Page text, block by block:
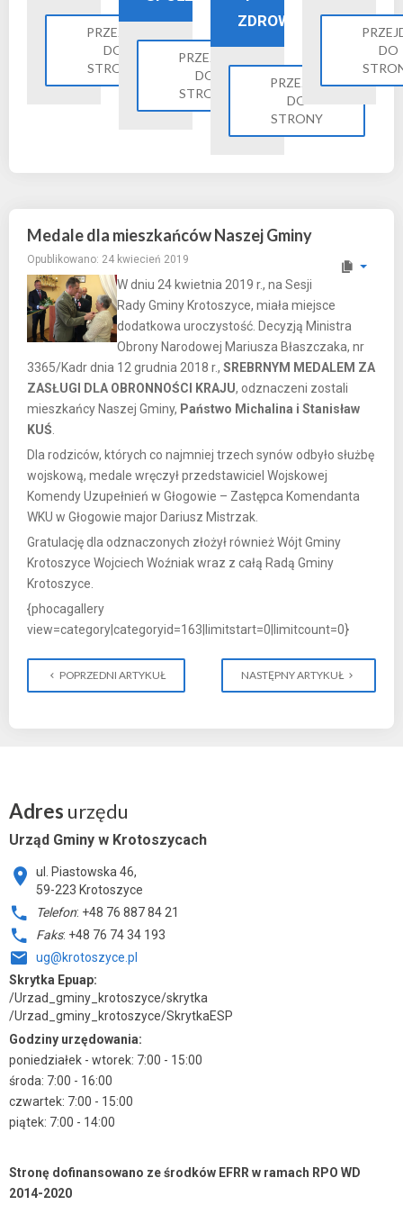
PRZEJDŹ
DO
STRONY
PRZEJDŹ
DO
STRONY
ZDROWIE
PRZEJDŹ
DO
STRONY
DO
Medale dla mieszkańców Naszej Gminy
Opublikowano: 24 kwiecień 2019
W dniu 24 kwietnia 2019 r., na Sesji
Rady Gminy Krotoszyce, miała miejsce
dodatkowa uroczystość. Decyzją Ministra
Obrony Narodowej Mariusza Błaszczaka, nr
3365/Kadr dnia 12 grudnia 2018 r., SREBRNYM MEDALEM ZA
ZASŁUGI DLA OBRONNOŚCI KRAJU, odznaczeni zostali
mieszkańcy Naszej Gminy, Państwo Michalina i Stanisław
KUŚ.
Dla rodziców, których co najmniej trzech synów odbyło służbę
wojskową, medale wręczył przedstawiciel Wojskowej
Komendy Uzupełnień w Głogowie – Zastępca Komendanta
WKU w Głogowie major Dariusz Mistrzak.
Gratulację dla odznaczonych złożył również Wójt Gminy
Krotoszyce Wojciech Woźniak wraz z całą Radą Gminy
Krotoszyce.
{phocagallery
view=category|categoryid=163|limitstart=0|limitcount=0}
POPRZEDNI ARTYKUŁ NASTĘPNY ARTYKUŁ
Adres urzędu
Urząd Gminy w Krotoszycach
ul. Piastowska 46,
59-223 Krotoszyce
Telefon: +48 76 887 84 21
Faks: +48 76 74 34 193
ug@krotoszyce.pl
Skrytka Epuap:
/Urzad_gminy_krotoszyce/skrytka
/Urzad_gminy_krotoszyce/SkrytkaESP
Godziny urzędowania:
poniedziałek - wtorek: 7:00 - 15:00
środa: 7:00 - 16:00
czwartek: 7:00 - 15:00
piątek: 7:00 - 14:00
Stronę dofinansowano ze środków EFRR w ramach RPO WD
2014-2020